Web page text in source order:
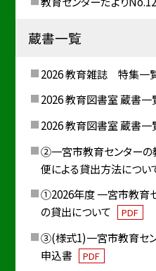
蔵書一覧
2026 教育雑誌 特集一
2026 教育図書室 蔵書一
2026 教育図書室 蔵書一
②一宮市教育センターの
便による貸出方法につい
①2026年度 一宮市教育
の貸出について
PDF
③(様式1)一宮市教育セ
申込書
PDF